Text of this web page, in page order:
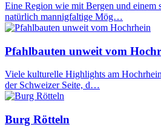
Eine Region wie mit Bergen und einem
natürlich mannigfaltige Mög…
Pfahlbauten unweit vom
Viele kulturelle Highlights am
der Schweizer Seite, d…
Burg Rötteln